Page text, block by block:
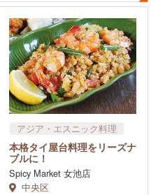
アジア・エスニック料理
本格タイ屋台料理をリーズナ
ブルに！
Spicy Market 女池店
中央区